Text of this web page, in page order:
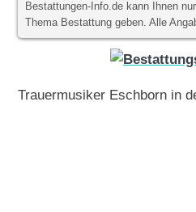
Bestattungen-Info.de kann Ihnen
Thema Bestattung geben. Alle
Trauermusiker Eschborn in